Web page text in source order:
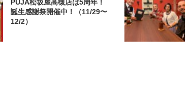
PUJA松坂屋高槻店は5周年！
誕生感謝祭開催中！（11/29〜
12/2）